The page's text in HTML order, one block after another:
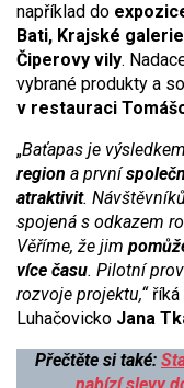
například do
Bati, Krajské
Čiperovy vily.
vybrané produkty a
v restauraci
„Baťapas je
region a první
atraktivit.
spojená s odkazem
Věříme, že jim
více času. Pilotní
rozvoje projektu,“říká
Luhačovicko Jana
Přečtěte si také: